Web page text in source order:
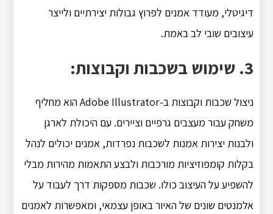
דיגיטלי, מעודד אמנים לפרוץ גבולות יצירתיים ולייצר
עיצובים שובי לב באמת.
3. שימוש בשכבות וקבוצות:
ניצול שכבות וקבוצות ב-Adobe Illustrator הוא מחליף
משחק עבור מעצבים גרפיים וציירים. עם היכולת לארגן
ולבנות יצירות אמנות לשכבות נפרדות, אמנים יכולים לנהל
בקלות קומפוזיציות מורכבות ולבצע התאמות מהירות מבלי
להשפיע על העיצוב כולו. שכבות מספקות דרך לעבוד על
אלמנטים שונים של האיור באופן עצמאי, ומאפשרות לאמנים